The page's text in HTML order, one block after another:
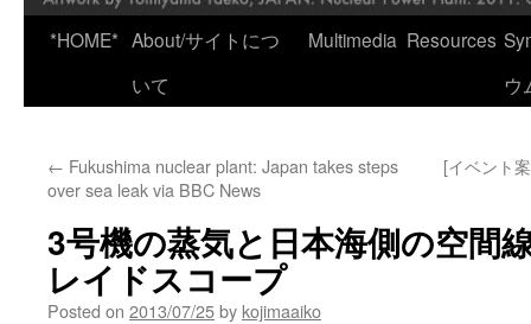
*HOME* About/サイトにつ
いて
Multimedia Resources
ウ
← Fukushima nuclear plant: Japan takes steps
over sea leak via BBC News
[イベント
3号機の蒸気と日本海側の空間
レイドスコープ
Posted on 2013/07/25by kojimaaiko